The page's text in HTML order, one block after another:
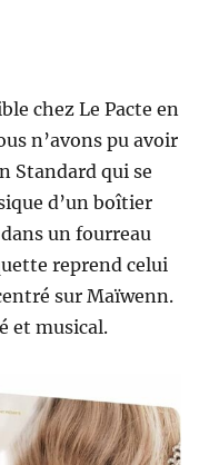
chez Le Pacte en
n’avons pu avoir
Standard qui se
d’un boîtier
un fourreau
reprend celui
sur Maïwenn.
et musical.